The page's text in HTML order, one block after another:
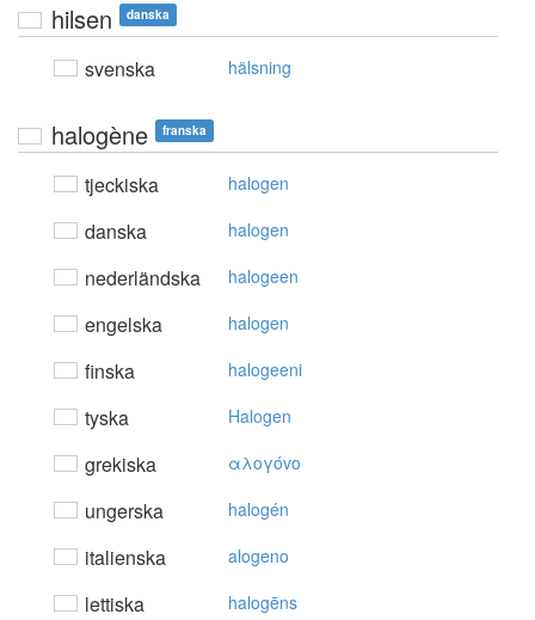
hilsen danska
svenska hälsning
halogène franska
tjeckiska halogen
danska halogen
nederländska halogeen
engelska halogen
finska halogeeni
tyska Halogen
grekiska αλoγόvo
ungerska halogén
italienska alogeno
lettiska halogēns